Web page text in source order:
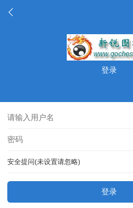
登录
安全提问(未设置请忽略)
登录